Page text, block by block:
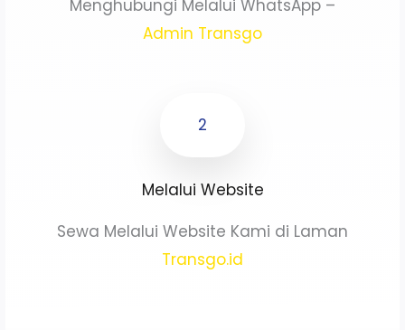
Menghubungi Melalui WhatsApp –
Admin Transgo
2
Melalui Website
Sewa Melalui Website Kami di Laman
Transgo.id